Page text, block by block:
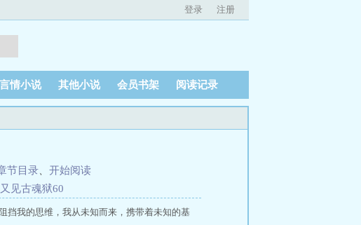
登录 注册
言情小说 其他小说 会员书架 阅读记录
节目录
开始阅读
见古魂狱60
挡我的思维，我从未知而来，携带着未知的基